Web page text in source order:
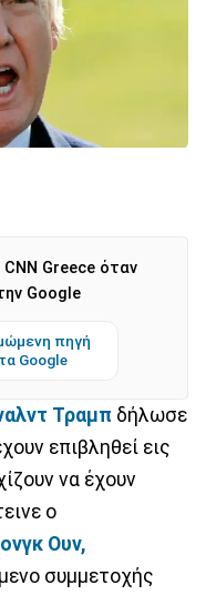
Greece όταν
Google
πηγή
Google
Τραμπ δήλωσε
επιβληθεί εις
να έχουν
ο
Ουν,
συμμετοχής